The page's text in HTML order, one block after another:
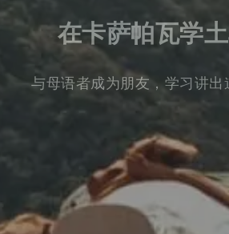
在卡萨帕瓦学
与母语者成为朋友，学习讲出